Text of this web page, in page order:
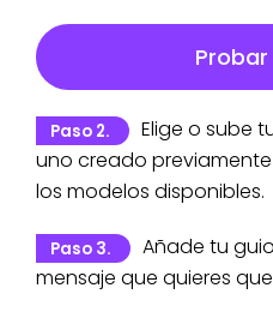
Paso 2.
Elige o sube
uno creado
los modelos disponibles.
Paso 3.
Añade tu
mensaje que quieres